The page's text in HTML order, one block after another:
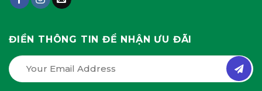
ĐIỀN THÔNG TIN ĐỂ NHẬN ƯU ĐÃI